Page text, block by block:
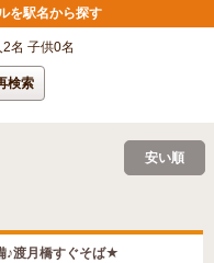
を駅名から探す
名 子供0名
検索
安い順
♪渡月橋すぐそば★